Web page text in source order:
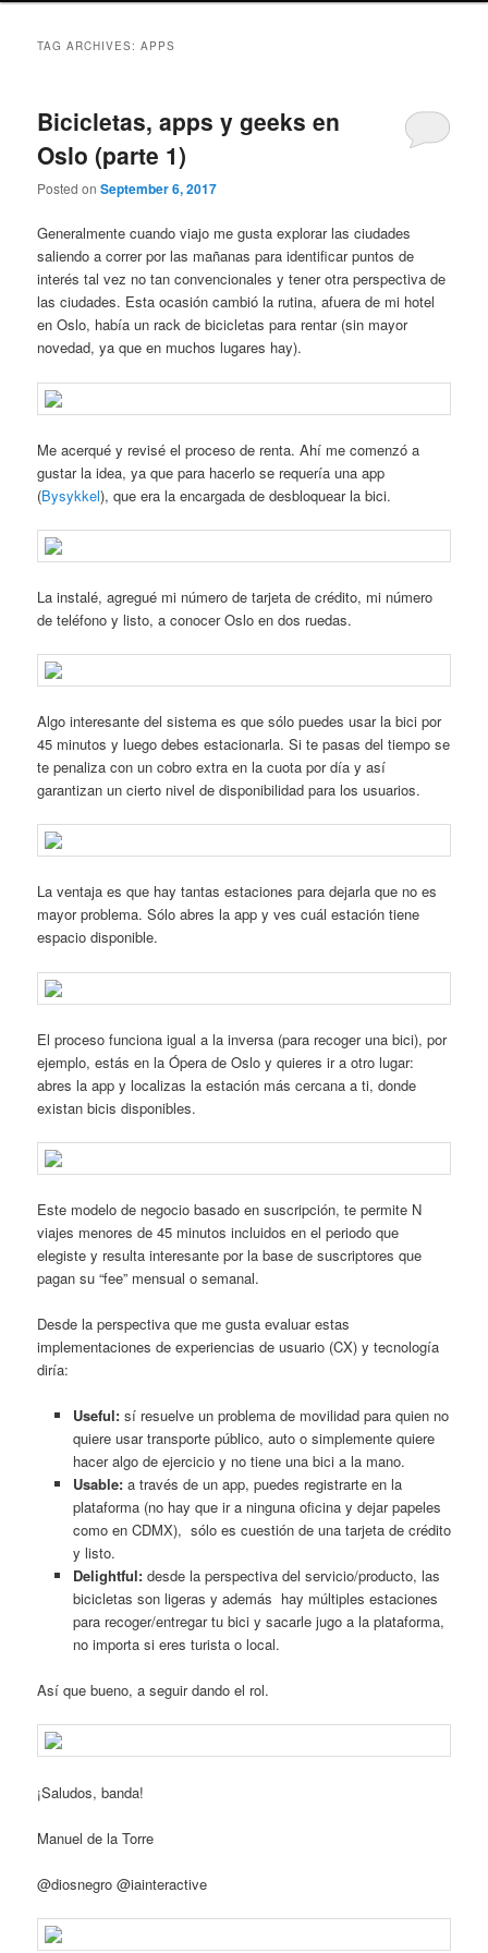
TAG ARCHIVES:APPS
Bicicletas, apps y geeks en
Oslo (parte 1)
Posted onSeptember 6, 2017
Generalmente cuando viajo me gusta explorar las ciudades
saliendo a correr por las mañanas para identificar puntos de
interés tal vez no tan convencionales y tener otra perspectiva de
las ciudades. Esta ocasión cambió la rutina, afuera de mi hotel
en Oslo, había un rack de bicicletas para rentar (sin mayor
novedad, ya que en muchos lugares hay).
Me acerqué y revisé el proceso de renta. Ahí me comenzó a
gustar la idea, ya que para hacerlo se requería una app
(Bysykkel), que era la encargada de desbloquear la bici.
La instalé, agregué mi número de tarjeta de crédito, mi número
de teléfono y listo, a conocer Oslo en dos ruedas.
Algo interesante del sistema es que sólo puedes usar la bici por
45 minutos y luego debes estacionarla. Si te pasas del tiempo se
te penaliza con un cobro extra en la cuota por día y así
garantizan un cierto nivel de disponibilidad para los usuarios.
La ventaja es que hay tantas estaciones para dejarla que no es
mayor problema. Sólo abres la app y ves cuál estación tiene
espacio disponible.
El proceso funciona igual a la inversa (para recoger una bici), por
ejemplo, estás en la Ópera de Oslo y quieres ir a otro lugar:
abres la app y localizas la estación más cercana a ti, donde
existan bicis disponibles.
Este modelo de negocio basado en suscripción, te permite N
viajes menores de 45 minutos incluidos en el periodo que
elegiste y resulta interesante por la base de suscriptores que
pagan su “fee” mensual o semanal.
Desde la perspectiva que me gusta evaluar estas
implementaciones de experiencias de usuario (CX) y tecnología
diría:
Useful:sí resuelve un problema de movilidad para quien no
quiere usar transporte público, auto o simplemente quiere
hacer algo de ejercicio y no tiene una bici a la mano.
Usable:a través de un app, puedes registrarte en la
plataforma (no hay que ir a ninguna oficina y dejar papeles
como en CDMX), sólo es cuestión de una tarjeta de crédito
y listo.
Delightful:desde la perspectiva del servicio/producto, las
bicicletas son ligeras y además hay múltiples estaciones
para recoger/entregar tu bici y sacarle jugo a la plataforma,
no importa si eres turista o local.
Así que bueno, a seguir dando el rol.
¡Saludos, banda!
Manuel de la Torre
@diosnegro @iainteractive